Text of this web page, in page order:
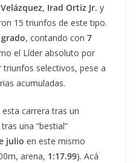
Velázquez, Irad Ortiz Jr. y
15 triunfos de este tipo.
, contando con 7
el Líder absoluto por
triunfos selectivos, pese a
acumuladas.
carrera tras un
una “bestial”
julio en este mismo
arena, 1:17.99). Acá